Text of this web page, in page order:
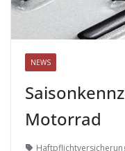
NEWS
Motorrad